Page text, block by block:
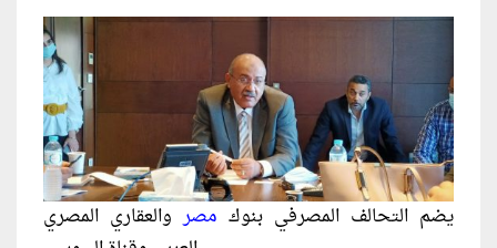
يضم التحالف المصرفي بنوك مصروالعقاري المصري